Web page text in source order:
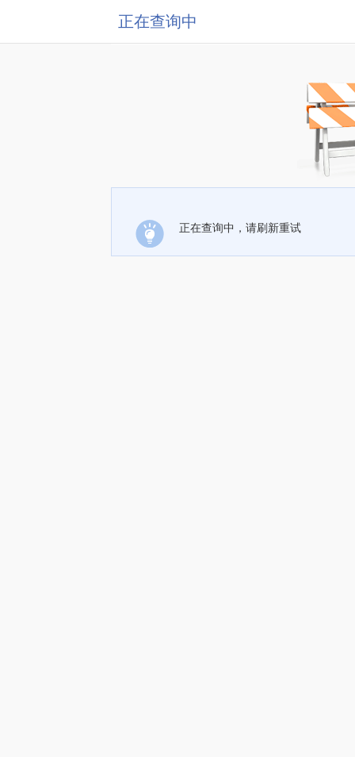
正在查询中
正在查询中，请刷新重试